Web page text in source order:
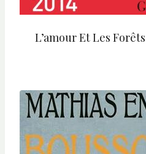
L’amour Et Les